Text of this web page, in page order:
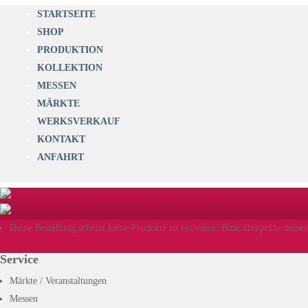
STARTSEITE
SHOP
PRODUKTION
KOLLEKTION
MESSEN
MÄRKTE
WERKSVERKAUF
KONTAKT
ANFAHRT
Deine Bestellung scheint keine Produkte zu enthalten. Bitte überprüfe deinen
Service
Märkte / Veranstaltungen
Messen